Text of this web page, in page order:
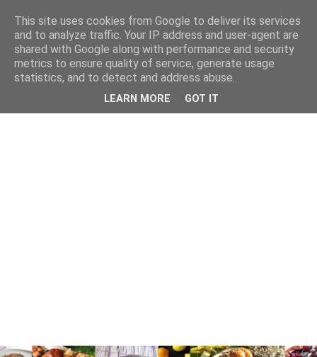
This site uses cookies from Google to deliver its services
and to analyze traffic. Your IP address and user-agent are
shared with Google along with performance and security
metrics to ensure quality of service, generate usage
statistics, and to detect and address abuse.
LEARN MORE GOT IT